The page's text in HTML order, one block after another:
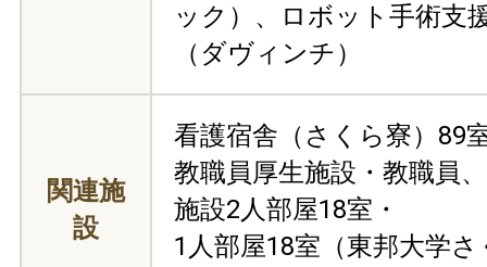
ック）、ロボット手術支
（ダヴィンチ）
関連施
設
看護宿舎（さくら寮）89
教職員厚生施設・教職員
施設2人部屋18室・
1人部屋18室（東邦大学